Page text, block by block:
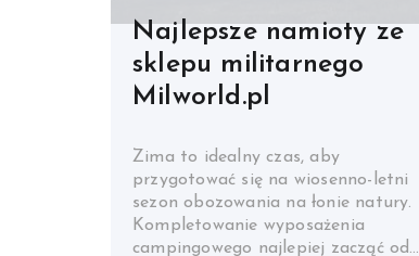
Najlepsze namioty ze
sklepu militarnego
Milworld.pl
Zima to idealny czas, aby
przygotować się na wiosenno-letni
sezon obozowania na łonie natury.
Kompletowanie wyposażenia
campingowego najlepiej zacząć od…